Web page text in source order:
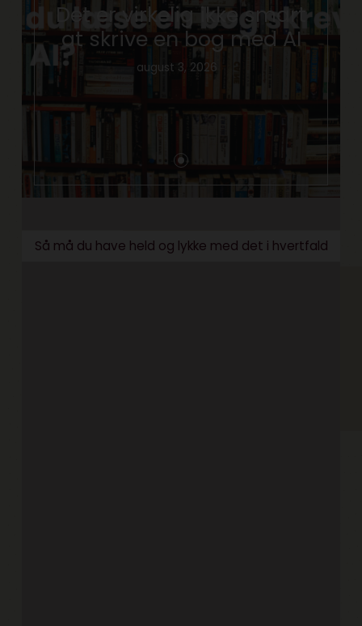
Det er virkelig ikke smart
at skrive en bog med AI
august 3, 2026
Så må du have held og lykke med det i hvertfald